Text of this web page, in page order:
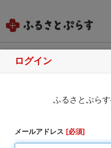
ふるさ
いつも男鹿市を応援い
す。
ログイン
ふるさとぷら
メールアドレス 必須